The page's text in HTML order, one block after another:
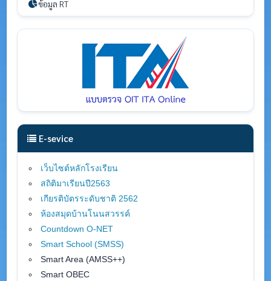
ข้อมูล RT
E-sevice
เว็บไซต์หลักโรงเรียน
สถิติมาเรียนปี2563
เกียรติบัตรระดับชาติ 2562
ห้องสมุดบ้านโนนสวรรค์
Countdown O-NET
Smart School (SMSS)
Smart Area (AMSS++)
Smart OBEC